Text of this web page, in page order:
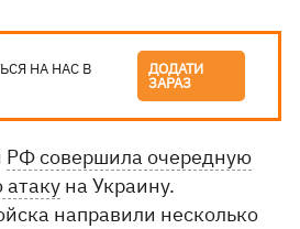
НА НАС В ДОДАТИ
ЗАРАЗ
РФ совершила очередную
атаку на Украину.
направили несколько